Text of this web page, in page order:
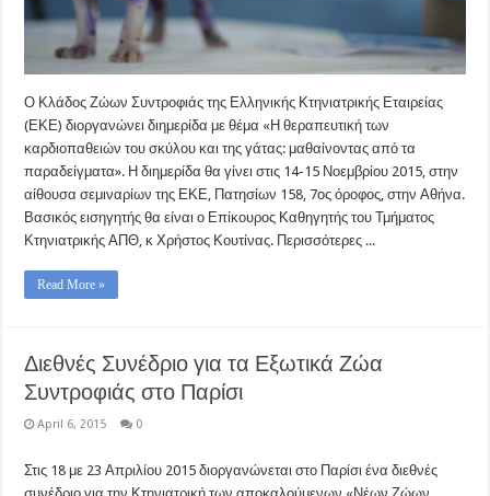
Ο Κλάδος Ζώων Συντροφιάς της Ελληνικής Κτηνιατρικής Εταιρείας
(ΕΚΕ) διοργανώνει διημερίδα με θέμα «Η θεραπευτική των
καρδιοπαθειών του σκύλου και της γάτας: μαθαίνοντας από τα
παραδείγματα». Η διημερίδα θα γίνει στις 14-15 Νοεμβρίου 2015, στην
αίθουσα σεμιναρίων της ΕΚΕ, Πατησίων 158, 7ος όροφος, στην Αθήνα.
Βασικός εισηγητής θα είναι ο Επίκουρος Καθηγητής του Τμήματος
Κτηνιατρικής ΑΠΘ, κ Χρήστος Κουτίνας. Περισσότερες ...
Read More »
Διεθνές Συνέδριο για τα Εξωτικά Ζώα
Συντροφιάς στο Παρίσι
April 6, 2015 0
Στις 18 με 23 Απριλίου 2015 διοργανώνεται στο Παρίσι ένα διεθνές